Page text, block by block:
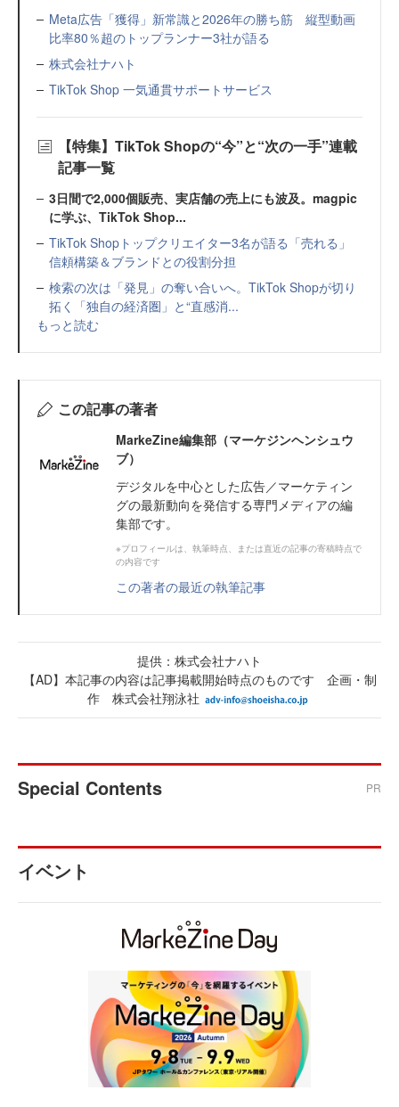
Meta広告「獲得」新常識と2026年の勝ち筋 縦型動画
比率80％超のトップランナー3社が語る
株式会社ナハト
TikTok Shop 一気通貫サポートサービス
【特集】TikTok Shopの“今”と“次の一手”連載
記事一覧
3日間で2,000個販売、実店舗の売上にも波及。magpic
に学ぶ、TikTok Shop...
TikTok Shopトップクリエイター3名が語る「売れる」
信頼構築＆ブランドとの役割分担
検索の次は「発見」の奪い合いへ。TikTok Shopが切り
拓く「独自の経済圏」と“直感消...
もっと読む
この記事の著者
MarkeZine編集部（マーケジンヘンシュウ
ブ）
デジタルを中心とした広告／マーケティン
グの最新動向を発信する専門メディアの編
集部です。
※プロフィールは、執筆時点、または直近の記事の寄稿時点で
の内容です
この著者の最近の執筆記事
提供：株式会社ナハト
【AD】本記事の内容は記事掲載開始時点のものです 企画・制
作 株式会社翔泳社
Special Contents PR
イベント